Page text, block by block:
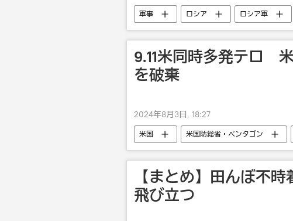
軍事 ロシア ロシア軍
9.11米同時多発テロ
を破棄
2024年8月3日, 18:27
米国 米国防総省・ペンタゴン
【まとめ】田んぼ不
飛び立つ